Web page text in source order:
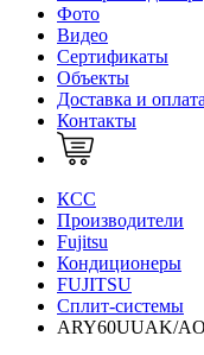
Фото
Видео
Сертификаты
Объекты
Доставка и оплата
Контакты
КСС
Производители
Fujitsu
Кондиционеры
FUJITSU
Сплит-системы
ARY60UUAK/